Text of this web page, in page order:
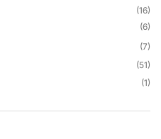
(16)
(6)
(7)
(51)
(1)